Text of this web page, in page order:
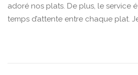
adoré nos plats. De plus, le service
temps d’attente entre chaque plat.